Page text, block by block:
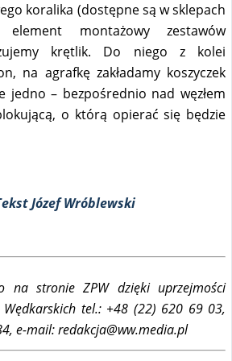
koralika (dostępne są w sklepach
montażowy zestawów
krętlik. Do niego z kolei
na agrafkę zakładamy koszyczek
jedno – bezpośrednio nad węzłem
o którą opierać się będzie
Józef Wróblewski
na stronie ZPW dzięki uprzejmości
Wędkarskich tel.: +48 (22) 620 69 03,
e-mail: redakcja@ww.media.pl